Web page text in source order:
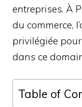
entreprises. À
du commerce,
privilégiée
dans ce
Table of